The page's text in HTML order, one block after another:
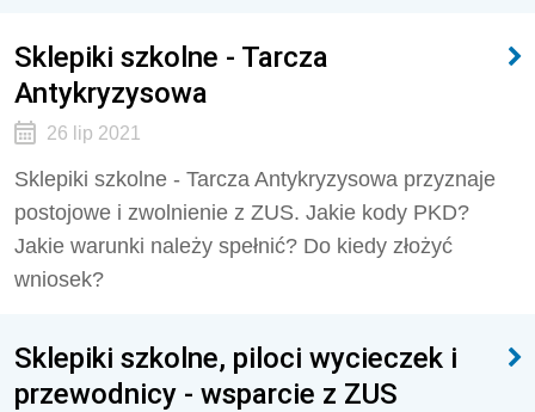
Sklepiki szkolne - Tarcza
Antykryzysowa
26 lip 2021
Sklepiki szkolne - Tarcza Antykryzysowa przyznaje
postojowe i zwolnienie z ZUS. Jakie kody PKD?
Jakie warunki należy spełnić? Do kiedy złożyć
wniosek?
Sklepiki szkolne, piloci wycieczek i
przewodnicy - wsparcie z ZUS